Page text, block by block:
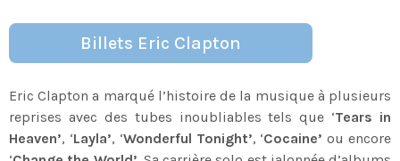
Billets Eric Clapton
Eric Clapton a marqué l’histoire de la musique à plusieurs
reprises avec des tubes inoubliables tels que ‘Tears in
Heaven’, ‘Layla’, ‘Wonderful Tonight’, ‘Cocaine’ ou encore